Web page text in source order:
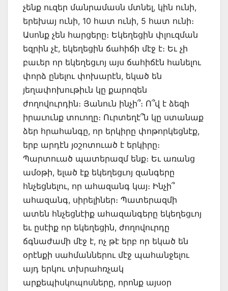
չենք ուզեր մանրամասն մտնել, կին ունի,
երեխայ ունի, 10 հատ ունի, 5 հատ ունի։
Ասոնք չեն հարցերը։ Եկեղեցին փլուզման
եզրին չէ, եկեղեցին ճահիճի մէջ է։ Եւ չի
բաւեր որ եկեղեցւոյ այս ճահիճէն հանելու
փորձ ընելու փոխարէն, եկած են
յեղափոխութիւն կը քարոզեն
ժողովուրդին։ Յանուն ինչի՞։ Ո՞վ է ձեզի
իրաւունք տուողը։ Ուրտեղէ՞ն կը ստանաք
ձեր հրահանգը, որ երկիրը փոթորկեցնէք,
երբ արդէն յօշոտուած է երկիրը։
Պարտուած պատերազմ ենք։ Եւ առանց
ամօթի, ելած էք եկեղեցւոյ զանգերը
հնչեցնելու, որ ահազանգ կայ։ Ինչի՞
ահազանգ, սիրելիներ։ Պատերազմի
ատեն հնչեցնէիք ահազանգերը եկեղեցւոյ
եւ ըսէիք որ եկեղեցին, ժողովուրդը
ճգնաժամի մէջ է, ոչ թէ երբ որ եկած են
օրէնքի սահմաններու մէջ պահանջելու
այդ երկու տխրահռչակ
արքեպիսկոպոսները, որոնք այսօր